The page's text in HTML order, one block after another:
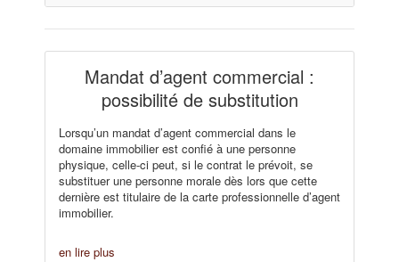
Mandat d’agent commercial :
possibilité de substitution
Lorsqu’un mandat d’agent commercial dans le
domaine immobilier est confié à une personne
physique, celle-ci peut, si le contrat le prévoit, se
substituer une personne morale dès lors que cette
dernière est titulaire de la carte professionnelle d’agent
immobilier.
en lire plus